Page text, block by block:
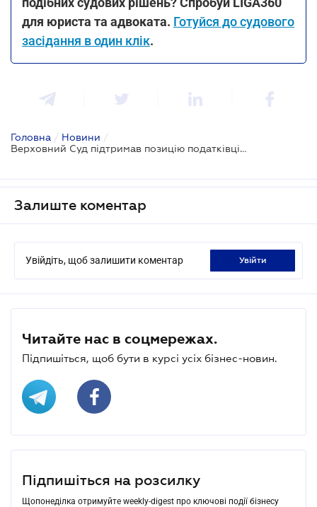
для юриста та адвоката. Готуйся до судового
засідання в один клік.
Головна / Новини /
Верховний Суд підтримав позицію податківців про погашення суми податкового боргу за рахунок майна боржника
Залиште коментар
Увійдіть, щоб залишити коментар увійти
Читайте нас в соцмережах.
Підпишіться, щоб бути в курсі усіх бізнес-новин.
Підпишіться на розсилку
Щопонеділка отримуйте weekly-digest про ключові події бізнесу